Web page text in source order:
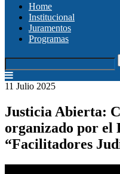
Home
Institucional
Juramentos
Programas
11 Julio 2025
Justicia Abierta:
organizado por el
“Facilitadores